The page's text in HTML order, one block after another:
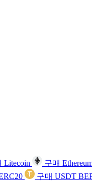
Litecoin 구매
구매 USDT